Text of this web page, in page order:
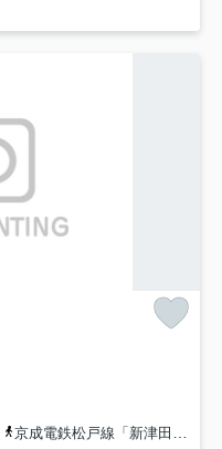
京成電鉄松戸線「新津田沼」駅 徒歩25分